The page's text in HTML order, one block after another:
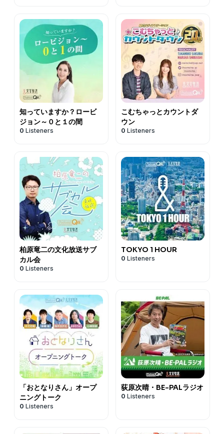
知っていますか？ロービ
ジョン～０と１の間
0 Listeners
こむちゃっとカウントダ
ウン
0 Listeners
柏原竜二の文化放送サブ
カル会
0 Listeners
TOKYO 1 HOUR
0 Listeners
「おとなりさん」オープ
ニングトーク
0 Listeners
荻原次晴・BE-PALラジオ
0 Listeners